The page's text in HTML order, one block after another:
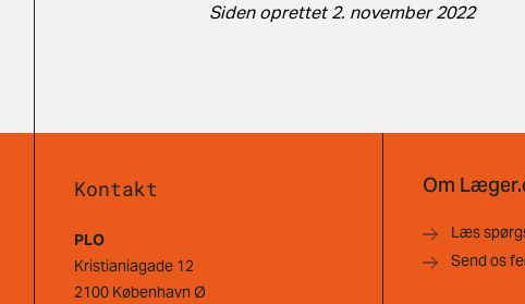
Siden oprettet 2. november 2022
Kontakt
PLO
Kristianiagade 12
2100 København Ø
Om
Læs
Send os